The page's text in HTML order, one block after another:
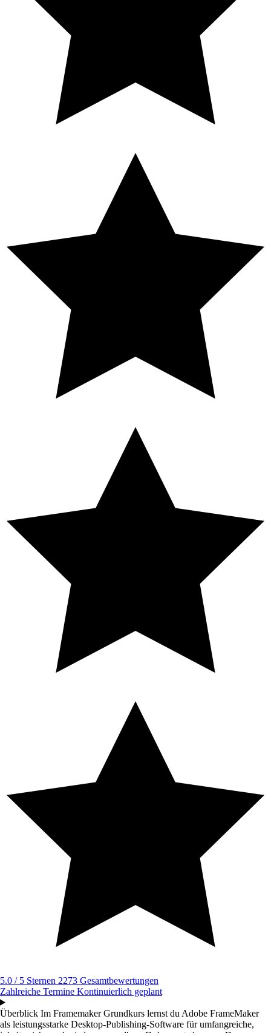
5.0 / 5 Sternen 2273 Gesamtbewertungen
Zahlreiche Termine Kontinuierlich geplant
Überblick Im Framemaker Grundkurs lernst du Adobe FrameMaker
als leistungsstarke Desktop-Publishing-Software für umfangreiche,